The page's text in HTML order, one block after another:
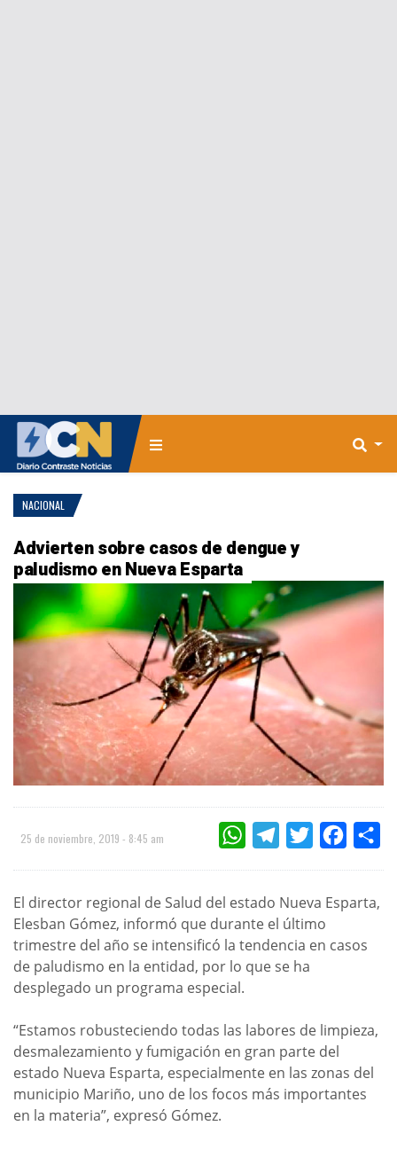
NACIONAL
Advierten sobre casos de dengue y
paludismo en Nueva Esparta
25 de noviembre, 2019 - 8:45 am WHATSAPPTELEGRAMTWITTER
El director regional de Salud del estado Nueva Esparta,
Elesban Gómez, informó que durante el último
trimestre del año se intensificó la tendencia en casos
de paludismo en la entidad, por lo que se ha
desplegado un programa especial.
“Estamos robusteciendo todas las labores de limpieza,
desmalezamiento y fumigación en gran parte del
estado Nueva Esparta, especialmente en las zonas del
municipio Mariño, uno de los focos más importantes
en la materia”, expresó Gómez.